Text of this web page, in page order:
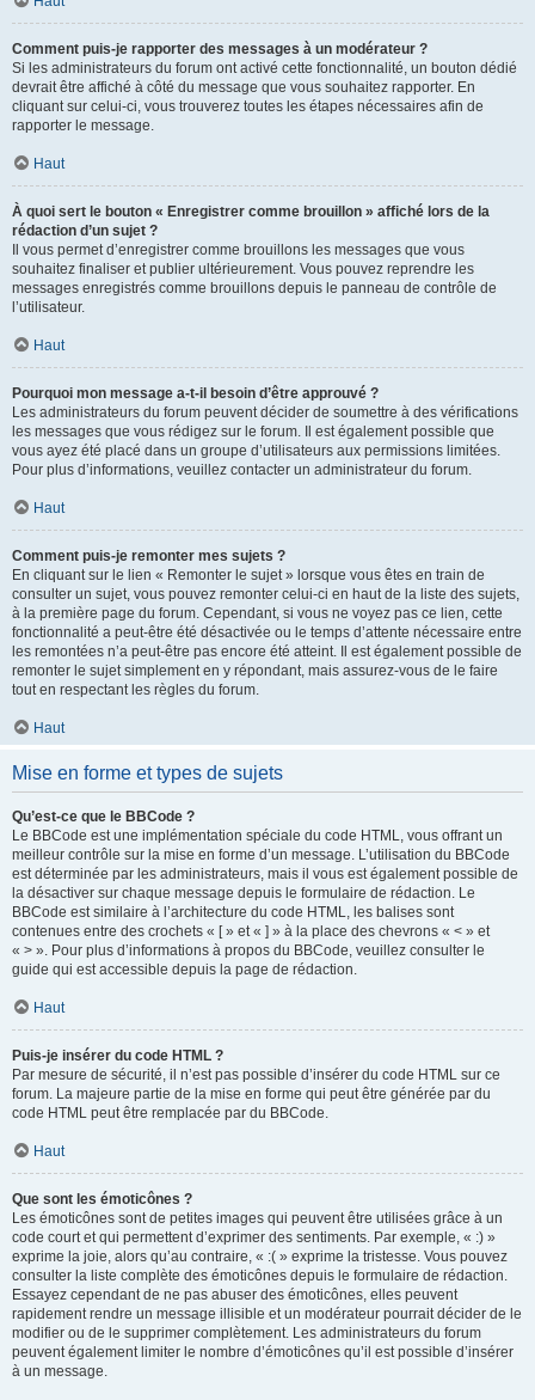
Comment puis-je rapporter des messages à un modérateur ?
Si les administrateurs du forum ont activé cette fonctionnalité, un bouton dédié
devrait être affiché à côté du message que vous souhaitez rapporter. En
cliquant sur celui-ci, vous trouverez toutes les étapes nécessaires afin de
rapporter le message.
Haut
À quoi sert le bouton « Enregistrer comme brouillon » affiché lors de la
rédaction d’un sujet ?
Il vous permet d’enregistrer comme brouillons les messages que vous
souhaitez finaliser et publier ultérieurement. Vous pouvez reprendre les
messages enregistrés comme brouillons depuis le panneau de contrôle de
l’utilisateur.
Haut
Pourquoi mon message a-t-il besoin d’être approuvé ?
Les administrateurs du forum peuvent décider de soumettre à des vérifications
les messages que vous rédigez sur le forum. Il est également possible que
vous ayez été placé dans un groupe d’utilisateurs aux permissions limitées.
Pour plus d’informations, veuillez contacter un administrateur du forum.
Haut
Comment puis-je remonter mes sujets ?
En cliquant sur le lien « Remonter le sujet » lorsque vous êtes en train de
consulter un sujet, vous pouvez remonter celui-ci en haut de la liste des sujets,
à la première page du forum. Cependant, si vous ne voyez pas ce lien, cette
fonctionnalité a peut-être été désactivée ou le temps d’attente nécessaire entre
les remontées n’a peut-être pas encore été atteint. Il est également possible de
remonter le sujet simplement en y répondant, mais assurez-vous de le faire
tout en respectant les règles du forum.
Haut
Mise en forme et types de sujets
Qu’est-ce que le BBCode ?
Le BBCode est une implémentation spéciale du code HTML, vous offrant un
meilleur contrôle sur la mise en forme d’un message. L’utilisation du BBCode
est déterminée par les administrateurs, mais il vous est également possible de
la désactiver sur chaque message depuis le formulaire de rédaction. Le
BBCode est similaire à l’architecture du code HTML, les balises sont
contenues entre des crochets « [ » et « ] » à la place des chevrons « < » et
« > ». Pour plus d’informations à propos du BBCode, veuillez consulter le
guide qui est accessible depuis la page de rédaction.
Haut
Puis-je insérer du code HTML ?
Par mesure de sécurité, il n’est pas possible d’insérer du code HTML sur ce
forum. La majeure partie de la mise en forme qui peut être générée par du
code HTML peut être remplacée par du BBCode.
Haut
Que sont les émoticônes ?
Les émoticônes sont de petites images qui peuvent être utilisées grâce à un
code court et qui permettent d’exprimer des sentiments. Par exemple, « :) »
exprime la joie, alors qu’au contraire, « :( » exprime la tristesse. Vous pouvez
consulter la liste complète des émoticônes depuis le formulaire de rédaction.
Essayez cependant de ne pas abuser des émoticônes, elles peuvent
rapidement rendre un message illisible et un modérateur pourrait décider de le
modifier ou de le supprimer complètement. Les administrateurs du forum
peuvent également limiter le nombre d’émoticônes qu’il est possible d’insérer
à un message.